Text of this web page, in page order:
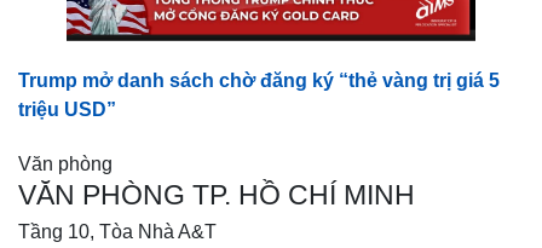
Trump mở danh sách chờ đăng ký “thẻ vàng trị giá 5
triệu USD”
Văn phòng
VĂN PHÒNG TP. HỒ CHÍ MINH
Tầng 10, Tòa Nhà A&T